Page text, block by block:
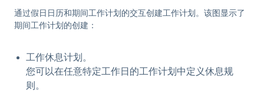
通过假日日历和期间工作计划的交互创建工作计划。该图显示了
期间工作计划的创建：
工作休息计划。
您可以在任意特定工作日的工作计划中定义休息规
则。